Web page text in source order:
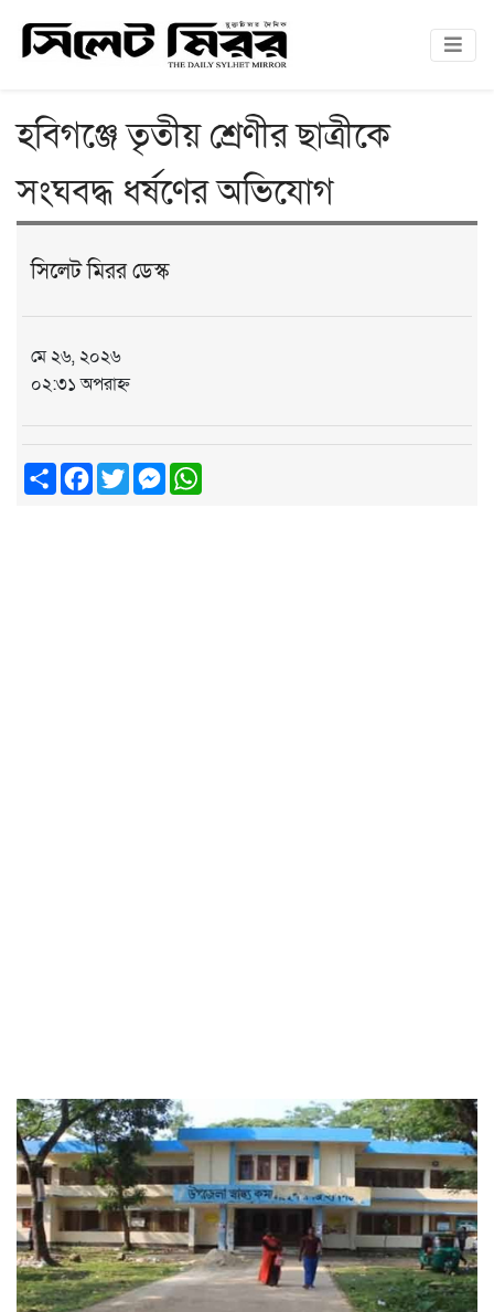
হবিগঞ্জে তৃতীয় শ্রেণীর ছাত্রীকে
সংঘবদ্ধ ধর্ষণের অভিযোগ
সিলেট মিরর ডেস্ক
মে ২৬, ২০২৬
০২:৩১ অপরাহ্ন
ShareFacebook
TwitterMessenger